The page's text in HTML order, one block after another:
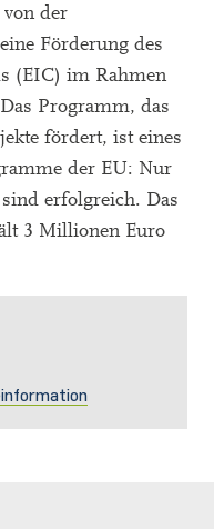
der
Förderung des
(EIC) im Rahmen
Programm, das
fördert, ist eines
der EU: Nur
erfolgreich. Das
3 Millionen Euro